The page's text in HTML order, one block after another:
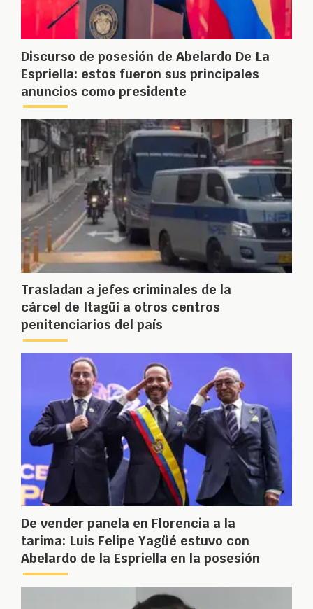
Discurso de posesión de Abelardo De La
Espriella: estos fueron sus principales
anuncios como presidente
Trasladan a jefes criminales de la
cárcel de Itagüí a otros centros
penitenciarios del país
De vender panela en Florencia a la
tarima: Luis Felipe Yagüé estuvo con
Abelardo de la Espriella en la posesión